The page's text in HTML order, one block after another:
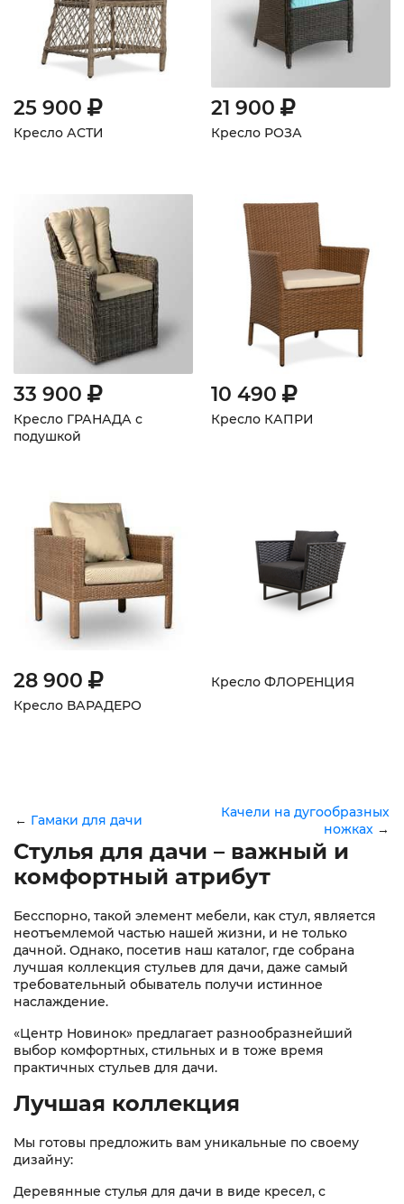
25 900
Кресло АСТИ
21 900
Кресло РОЗА
33 900
Кресло ГРАНАДА с
подушкой
10 490
Кресло КАПРИ
28 900
Кресло ВАРАДЕРО
Кресло ФЛОРЕНЦИЯ
← Гамаки для дачи
Качели на дугообразных
ножках →
Стулья для дачи – важный и
комфортный атрибут
Бесспорно, такой элемент мебели, как стул, является
неотъемлемой частью нашей жизни, и не только
дачной. Однако, посетив наш каталог, где собрана
лучшая коллекция стульев для дачи, даже самый
требовательный обыватель получи истинное
наслаждение.
«Центр Новинок» предлагает разнообразнейший
выбор комфортных, стильных и в тоже время
практичных стульев для дачи.
Лучшая коллекция
Мы готовы предложить вам уникальные по своему
дизайну:
Деревянные стулья для дачи в виде кресел, с